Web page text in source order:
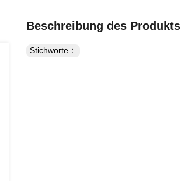
Beschreibung des Produkts
Stichworte：